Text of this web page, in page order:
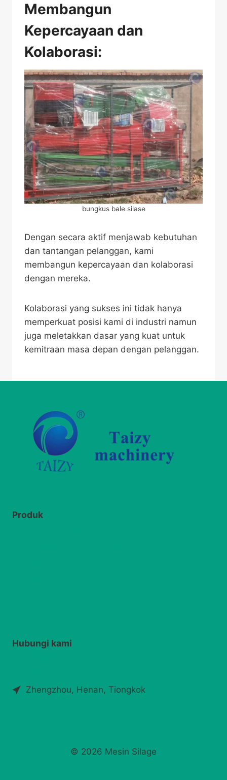
Membangun
Kepercayaan dan
Kolaborasi:
bungkus bale silase
Dengan secara aktif menjawab kebutuhan
dan tantangan pelanggan, kami
membangun kepercayaan dan kolaborasi
dengan mereka.
Kolaborasi yang sukses ini tidak hanya
memperkuat posisi kami di industri namun
juga meletakkan dasar yang kuat untuk
kemitraan masa depan dengan pelanggan.
Produk
Hubungi kami
Zhengzhou, Henan, Tiongkok
© 2026 Mesin Silage